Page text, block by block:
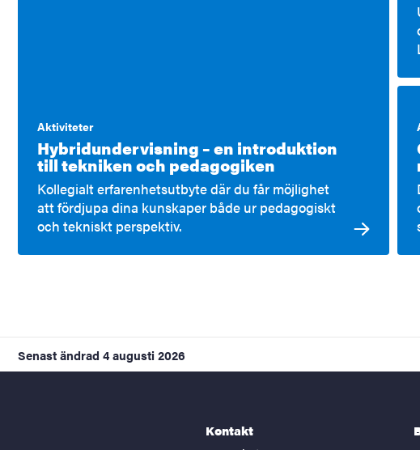
Aktiviteter
Hybridundervisning – en introduktion
till tekniken och pedagogiken
Kollegialt erfarenhetsutbyte där du får möjlighet
att fördjupa dina kunskaper både ur pedagogiskt
och tekniskt perspektiv.
Senast ändrad 4 augusti 2026
Kontakt